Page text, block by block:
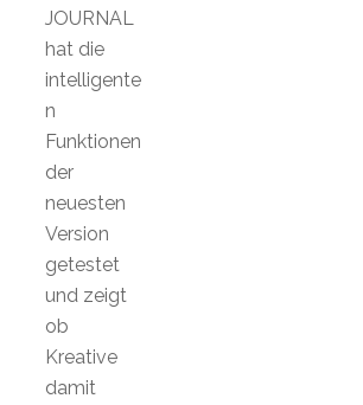
JOURNAL
hat die
intelligente
n
Funktionen
der
neuesten
Version
getestet
und zeigt
ob
Kreative
damit